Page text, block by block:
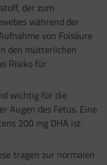
der zum
während der
von Folsäure
den mütterlichen
Risiko für
wichtig für die
Augen des Fetus. Eine
200 mg DHA ist
tragen zur normalen